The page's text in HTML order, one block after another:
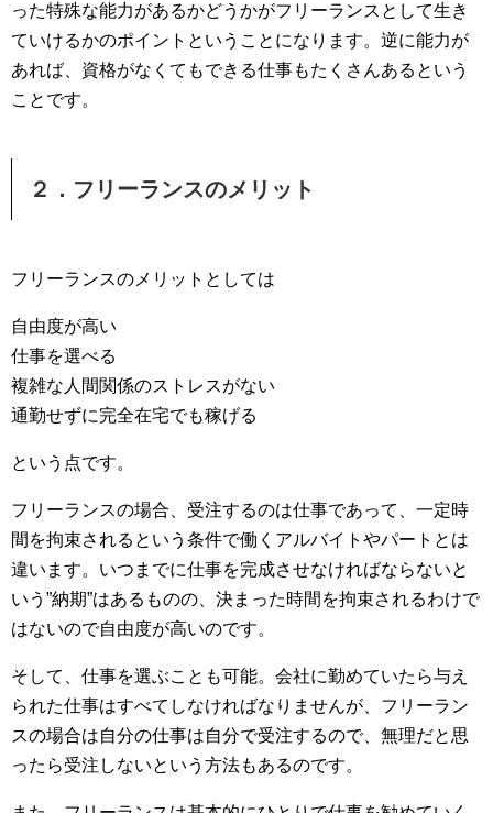
った特殊な能力があるかどうかがフリーランスとして生き
ていけるかのポイントということになります。逆に能力が
あれば、資格がなくてもできる仕事もたくさんあるという
ことです。
２．フリーランスのメリット
フリーランスのメリットとしては
自由度が高い
仕事を選べる
複雑な人間関係のストレスがない
通勤せずに完全在宅でも稼げる
という点です。
フリーランスの場合、受注するのは仕事であって、一定時
間を拘束されるという条件で働くアルバイトやパートとは
違います。いつまでに仕事を完成させなければならないと
いう”納期”はあるものの、決まった時間を拘束されるわけで
はないので自由度が高いのです。
そして、仕事を選ぶことも可能。会社に勤めていたら与え
られた仕事はすべてしなければなりませんが、フリーラン
スの場合は自分の仕事は自分で受注するので、無理だと思
ったら受注しないという方法もあるのです。